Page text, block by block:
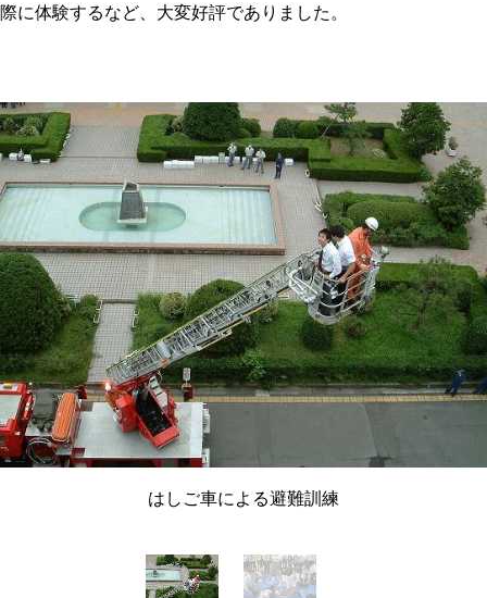
際に体験するなど、大変好評でありました。
はしご車による避難訓練